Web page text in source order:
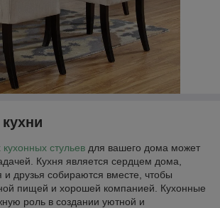
стульев для вашего дома может
Кухня является сердцем дома,
и друзья собираются вместе, чтобы
пищей и хорошей компанией. Кухонные
роль в создании уютной и